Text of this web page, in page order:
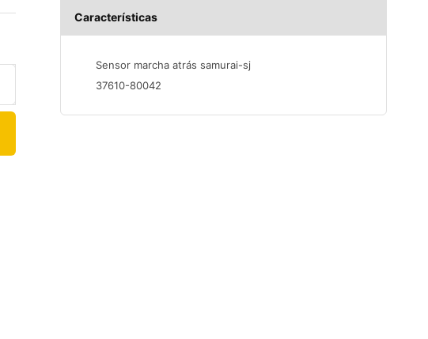
Características
Sensor marcha atrás samurai-sj
37610-80042